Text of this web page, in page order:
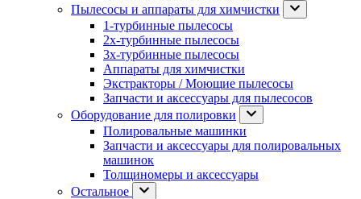
Пылесосы и аппараты для химчистки
1-турбинные пылесосы
2х-турбинные пылесосы
3х-турбинные пылесосы
Аппараты для химчистки
Экстракторы / Моющие пылесосы
Запчасти и аксессуары для пылесосов
Оборудование для полировки
Полировальные машинки
Запчасти и аксессуары для полировальных
машинок
Толщиномеры и аксессуары
Остальное